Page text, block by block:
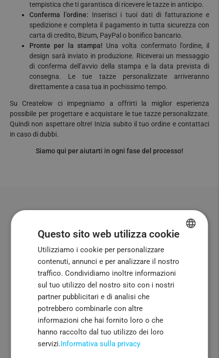
tempistica che ti garantisca di ricevere le tazze in anticipo.
Conferma l’ordine: Inserisci i tuoi dati di fatturazione e
spedizione e completa il pagamento in tutta sicurezza con
carta di credito, Bizum, PayPal o bonifico bancario.
Pronte per la stampa! Una volta confermato l’ordine, il
design sarà inviato in produzione. Riceverai un messaggio
di conferma dell’avvio della stampa e la data prevista di
consegna. Le tue tazze personalizzate arriveranno
direttamente a casa tua in pochissimo tempo.
Su Createlow ci impegniamo a offrirti la miglior esperienza
possibile per progettare e acquistare le tue tazze personalizzate.
Quindi non aspettare oltre! Inizia subito il tuo ordine e contattaci
in caso di dubbi.
Siamo qui per aiutarti in ogni fase del processo!
Crea Tutto Ciò Che Puoi
Immaginare
Marketplace on-demand dove puoi creare
accessori, tazze o articoli per feste
Design Unici
ENGLISH
FRENCH
ITALIAN
Questo sito web utilizza cookie
Utilizziamo i cookie per personalizzare
contenuti, annunci e per analizzare il nostro
traffico. Condividiamo inoltre informazioni
sul tuo utilizzo del nostro sito con i nostri
partner pubblicitari e di analisi che
potrebbero combinarle con altre
informazioni che hai fornito loro o che
hanno raccolto dal tuo utilizzo dei loro
servizi.Informativa sulla privacy